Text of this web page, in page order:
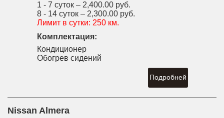
1 - 7 суток – 2,400.00 руб.
8 - 14 суток – 2,300.00 руб.
Лимит в сутки: 250 км.
Комплектация:
Кондиционер
Обогрев сидений
Подробней
Nissan Almera